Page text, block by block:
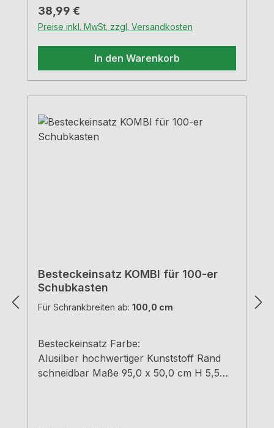
Regulärer Preis:
38,99 €
Preise inkl. MwSt. zzgl. Versandkosten
In den Warenkorb
Besteckeinsatz KOMBI für 100-er
Schubkasten
Für Schrankbreiten ab: 100,0 cm
Besteckeinsatz Farbe:
Alusilber hochwertiger Kunststoff Rand
schneidbar Maße 95,0 x 50,0 cm H 5,5